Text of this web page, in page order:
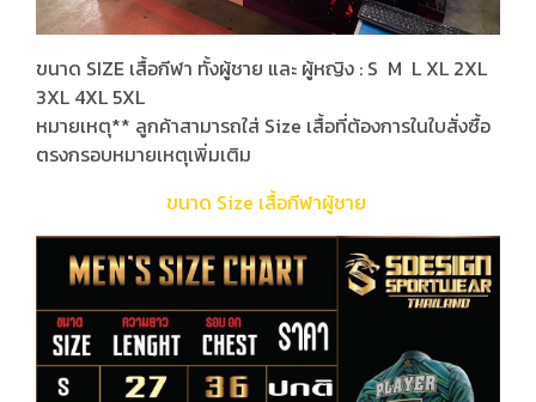
ขนาด SIZE เสื้อกีฬา ทั้งผู้ชาย และ ผู้หญิง : S M L XL 2XL
3XL 4XL 5XL
หมายเหตุ** ลูกค้าสามารถใส่ Size เสื้อที่ต้องการในใบสั่งซื้อ
ตรงกรอบหมายเหตุเพิ่มเติม
ขนาด Size เสื้อกีฬาผู้ชาย